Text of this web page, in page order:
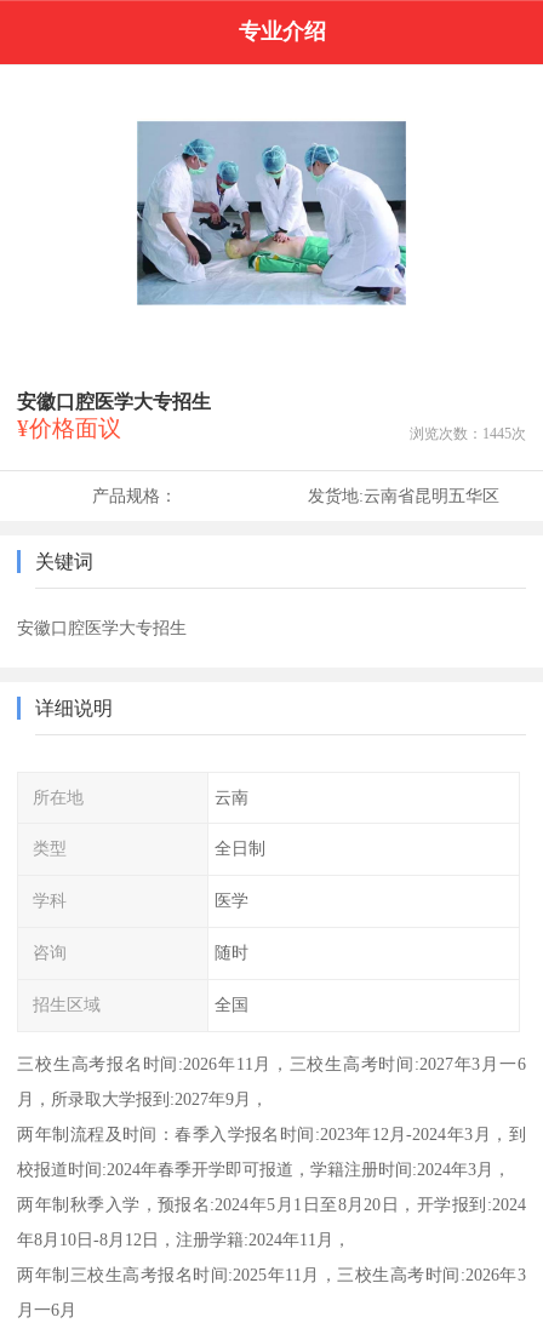
专业介绍
安徽口腔医学大专招生
¥价格面议 浏览次数： 1445次
产品规格： 发货地:云南省昆明五华区
关键词
安徽口腔医学大专招生
详细说明
所在地 云南
类型 全日制
学科 医学
咨询 随时
招生区域 全国
三校生高考报名时间:2026年11月，三校生高考时间:2027年3月一6
月，所录取大学报到:2027年9月，
两年制流程及时间：春季入学报名时间:2023年12月-2024年3月，到
校报道时间:2024年春季开学即可报道，学籍注册时间:2024年3月，
两年制秋季入学，预报名:2024年5月1日至8月20日，开学报到:2024
年8月10日-8月12日，注册学籍:2024年11月，
两年制三校生高考报名时间:2025年11月，三校生高考时间:2026年3
月一6月